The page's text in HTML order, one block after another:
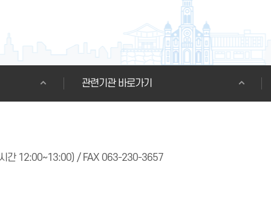
관련기관 바로가기
간 12:00~13:00) / FAX 063-230-3657